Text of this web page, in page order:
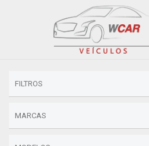
FILTROS
MARCAS